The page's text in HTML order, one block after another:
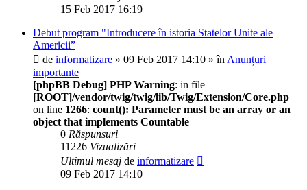
15 Feb 2017 16:19
Debut program "Introducere în istoria Statelor Unite ale
Americii”
de informatizare » 09 Feb 2017 14:10 » în Anunțuri
importante
[phpBB Debug] PHP Warning: in file
[ROOT]/vendor/twig/twig/lib/Twig/Extension/Core.php
on line 1266: count(): Parameter must be an array or an
object that implements Countable
0 Răspunsuri
11226 Vizualizări
Ultimul mesaj de informatizare
09 Feb 2017 14:10